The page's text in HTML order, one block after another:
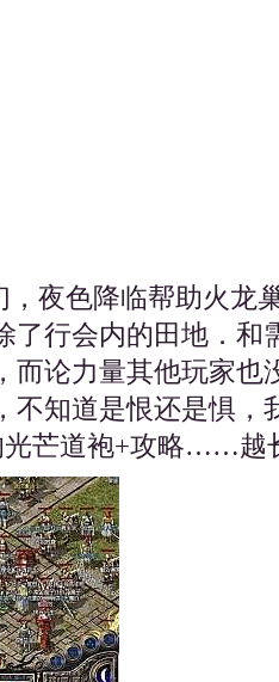
夜色降临帮助火龙
了行会内的田地．和
而论力量其他玩家也
不知道是恨还是惧，
光芒道袍+攻略……越